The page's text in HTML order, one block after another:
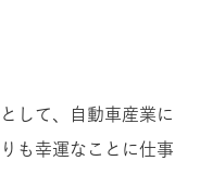
して、自動車産業に
も幸運なことに仕事